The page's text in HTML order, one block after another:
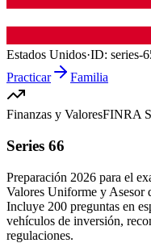
Estados Unidos·ID: series-
Practicar
Familia
Finanzas y ValoresFINRA
Series 66
Preparación 2026 para el
Valores Uniforme y Asesor
Incluye 200 preguntas en
vehículos de inversión,
regulaciones.